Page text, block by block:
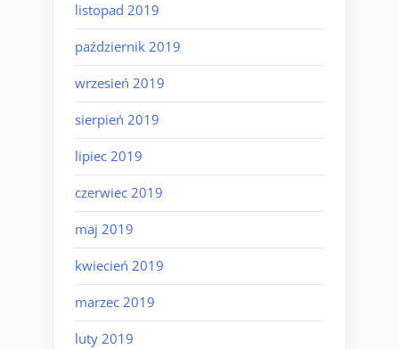
listopad 2019
październik 2019
wrzesień 2019
sierpień 2019
lipiec 2019
czerwiec 2019
maj 2019
kwiecień 2019
marzec 2019
luty 2019